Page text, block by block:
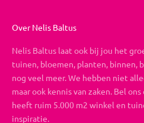
Over Nelis Baltus
Nelis Baltus laat ook bij jou het
tuinen, bloemen, planten, binnen,
nog veel meer. We hebben niet
maar ook kennis van zaken. Bel
heeft ruim 5.000 m2 winkel en
inspiratie.